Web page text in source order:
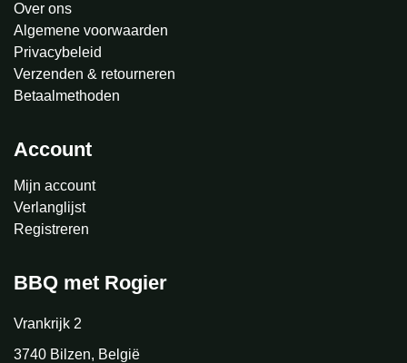
Over ons
Algemene voorwaarden
Privacybeleid
Verzenden & retourneren
Betaalmethoden
Account
Mijn account
Verlanglijst
Registreren
BBQ met Rogier
Vrankrijk 2
3740 Bilzen, België